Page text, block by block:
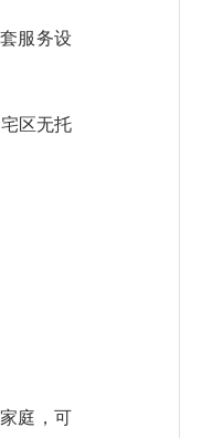
服务设
区无托
庭，可